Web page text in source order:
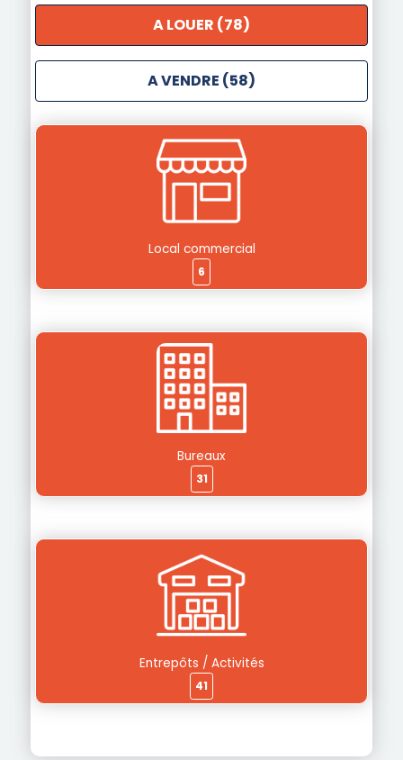
A LOUER (78)
A VENDRE (58)
Local commercial
6
Bureaux
31
Entrepôts / Activités
41